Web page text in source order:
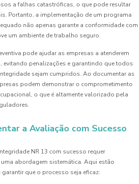
a falhas catastróficas, o que pode resultar
Portanto, a implementação de um programa
não apenas garante a conformidade com
um ambiente de trabalho seguro.
pode ajudar as empresas a atenderem
, evitando penalizações e garantindo que todos
sejam cumpridos. Ao documentar as
podem demonstrar o comprometimento
o que é altamente valorizado pela
a Avaliação com Sucesso
NR 13 com sucesso requer
abordagem sistemática. Aqui estão
que o processo seja eficaz: